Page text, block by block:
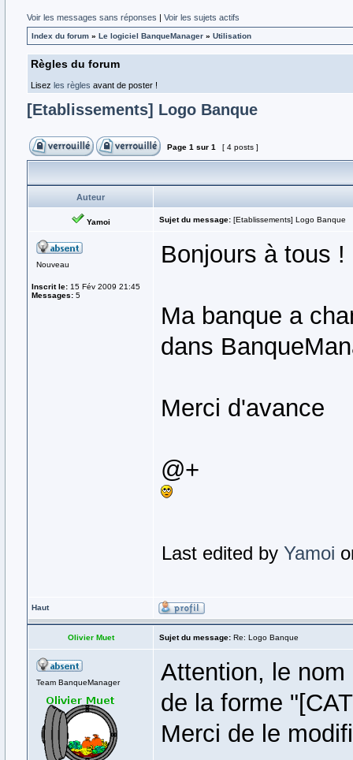
Voir les messages sans réponses | Voir les sujets actifs
Index du forum » Le logiciel BanqueManager » Utilisation
Règles du forum
Lisez les règles avant de poster !
[Etablissements] Logo Banque
Page 1 sur 1 [ 4 posts ]
Auteur
Yamoi Sujet du message: [Etablissements] Logo Banque
Nouveau
Inscrit le: 15 Fév 2009 21:45
Messages: 5
Bonjours à tous !
Ma banque a
dans
Merci d'avance
@+
Last edited by Yamoi
Haut
Olivier Muet Sujet du message: Re: Logo Banque
Team BanqueManager
Attention, le
de la forme
Merci de le